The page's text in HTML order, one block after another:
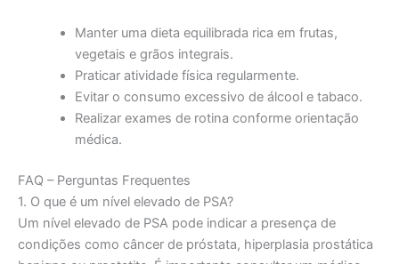
Manter uma dieta equilibrada rica em frutas,
vegetais e grãos integrais.
Praticar atividade física regularmente.
Evitar o consumo excessivo de álcool e tabaco.
Realizar exames de rotina conforme orientação
médica.
FAQ – Perguntas Frequentes
1. O que é um nível elevado de PSA?
Um nível elevado de PSA pode indicar a presença de
condições como câncer de próstata, hiperplasia prostática